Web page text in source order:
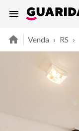
Venda › RS ›